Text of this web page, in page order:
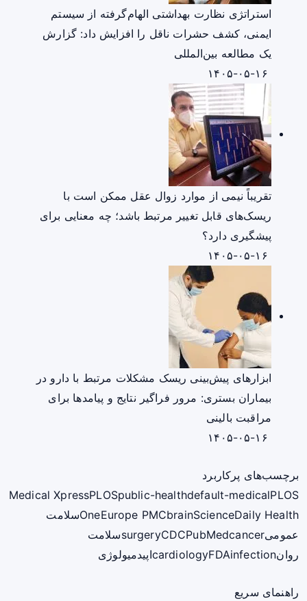
استراتژی نظارت بهداشتی الهام‌گرفته از سیستم
ایمنی، کشف حشرات ناقل را افزایش داد: گزارش
یک مطالعه بین‌المللی
تقریباً نیمی از موارد زوال عقل ممکن است با
ریسک‌های قابل تغییر مرتبط باشد؛ چه معنایی برای
پیشگیری دارد؟
ابزارهای پیش‌بینی ریسک مشکلات مرتبط با دارو در
بیماران بستری: مرور فراگیر نتایج و پیامدها برای
مراقبت بالینی
برچسب‌های پرکاربرد
Medical XpressPLOSpublic-healthdefault-medicalPLOS
OneEurope PMCbrainScienceDaily Health
سلامت
عمومی
surgeryCDCPubMedcancer
سلامت
روان
cardiologyFDAinfection اپیدمیولوژی
راهنمای سریع